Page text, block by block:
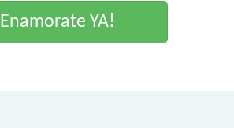
Enamorate YA!